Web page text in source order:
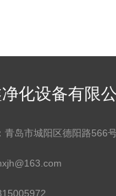
化设备有限
青岛市城阳区德阳路566